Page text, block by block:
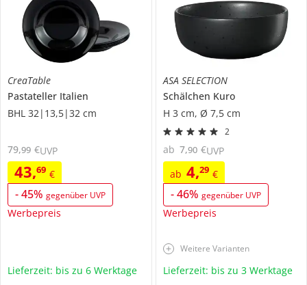
CreaTable
Pastateller Italien
BHL 32|13,5|32 cm
43,69 €
-45% gegenüber UVP
Werbepreis
79,99 €UVP
Lieferzeit: bis zu 6 Werktage
ASA SELECTION
Schälchen Kuro
H 3 cm, Ø 7,5 cm
2
ab 4,29 €
-46% gegenüber UVP
Werbepreis
ab 7,90 €UVP
Weitere Varianten
Lieferzeit: bis zu 3 Werktage